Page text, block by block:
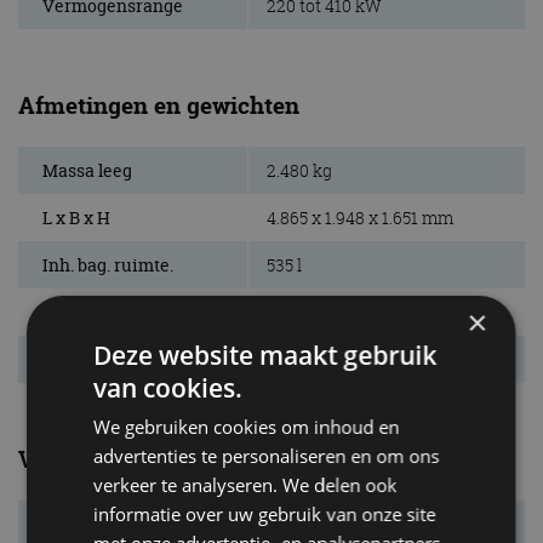
Vermogensrange 220 tot 410 kW
Afmetingen en gewichten
Massa leeg 2.480 kg
L x B x H 4.865 x 1.948 x 1.651 mm
Inh. bag. ruimte. 535 l
Wielbasis 2.903 mm
Verbruik
Energielabel A
×
Deze website maakt gebruik
van cookies.
We gebruiken cookies om inhoud en
advertenties te personaliseren en om ons
verkeer te analyseren. We delen ook
informatie over uw gebruik van onze site